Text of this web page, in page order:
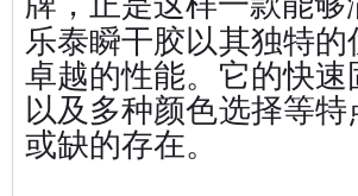
乐泰瞬干胶以其独特
卓越的性能。它的快
以及多种颜色选择等
或缺的存在。